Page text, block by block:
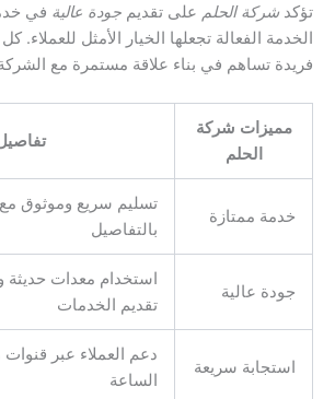
تؤكد شركة الحلم على تقديم جودة عالية في
الخدمة الفعالة تجعلها الخيار الأمثل
فريدة تساهم في بناء علاقة مستمرة مع
مميزات شركة
الحلم
خدمة ممتازة
تسليم سريع وموثوق مع
بالتفاصيل
جودة عالية
استخدام معدات حديثة
تقديم الخدمات
استجابة سريعة
دعم العملاء عبر
الساعة